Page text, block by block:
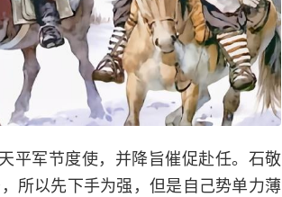
平军节度使，并降旨催促赴任。石敬
所以先下手为强，但是自己势单力薄